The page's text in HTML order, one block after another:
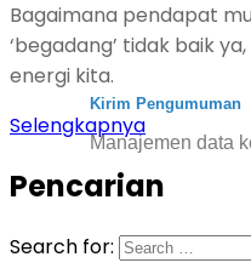
Kirim Pengumuman
Manajemen data
Bagaimana pendapat
‘begadang’ tidak baik
energi kita.
Selengkapnya
Pencarian
Search for: